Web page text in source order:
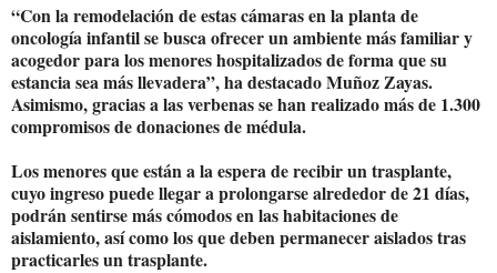
“Con la remodelación de estas cámaras en la planta de
oncología infantil se busca ofrecer un ambiente más familiar y
acogedor para los menores hospitalizados de forma que su
estancia sea más llevadera”, ha destacado Muñoz Zayas.
Asimismo, gracias a las verbenas se han realizado más de 1.300
compromisos de donaciones de médula.
Los menores que están a la espera de recibir un trasplante,
cuyo ingreso puede llegar a prolongarse alrededor de 21 días,
podrán sentirse más cómodos en las habitaciones de
aislamiento, así como los que deben permanecer aislados tras
practicarles un trasplante.